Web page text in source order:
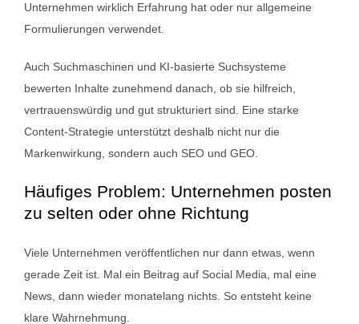
Unternehmen wirklich Erfahrung hat oder nur allgemeine
Formulierungen verwendet.
Auch Suchmaschinen und KI-basierte Suchsysteme
bewerten Inhalte zunehmend danach, ob sie hilfreich,
vertrauenswürdig und gut strukturiert sind. Eine starke
Content-Strategie unterstützt deshalb nicht nur die
Markenwirkung, sondern auch SEO und GEO.
Häufiges Problem: Unternehmen posten
zu selten oder ohne Richtung
Viele Unternehmen veröffentlichen nur dann etwas, wenn
gerade Zeit ist. Mal ein Beitrag auf Social Media, mal eine
News, dann wieder monatelang nichts. So entsteht keine
klare Wahrnehmung.